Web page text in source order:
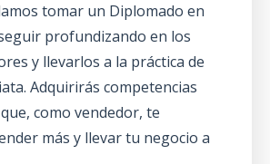
tomar un Diplomado en
profundizando en los
y llevarlos a la práctica de
Adquirirás competencias
como vendedor, te
más y llevar tu negocio a